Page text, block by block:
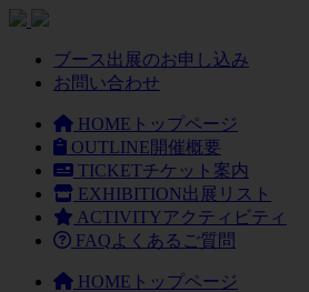
ブース出展のお申し込み
お問い合わせ
HOME トップページ
OUTLINE開催概要
TICKETチケット案内
EXHIBITION出展リスト
ACTIVITYアクティビティ
FAQ よくあるご質問
HOME トップページ